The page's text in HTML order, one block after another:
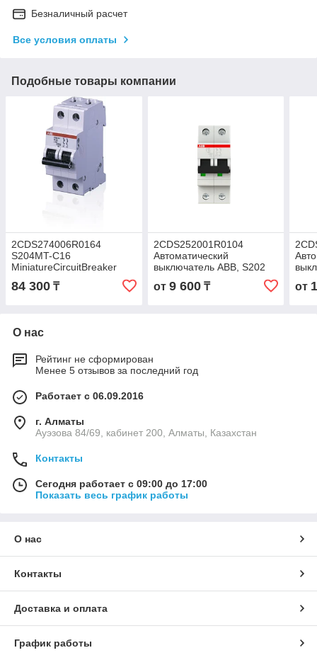
Безналичный расчет
Все условия оплаты
Подобные товары компании
2CDS274006R0164
S204MT-C16
MiniatureCircuitBreaker
84 300 ₸
2CDS252001R0104
Автоматический
выключатель ABB, S202
2P 10А (С) 6 kA
от 9 600₸ от
О нас
Рейтинг не сформирован
Менее 5 отзывов за последний год
Работает с 06.09.2016
г. Алматы
Ауэзова 84/69, кабинет 200, Алматы, Казахстан
Контакты
Сегодня работает с 09:00 до 17:00
Показать весь график работы
О нас
Контакты
Доставка и оплата
График работы